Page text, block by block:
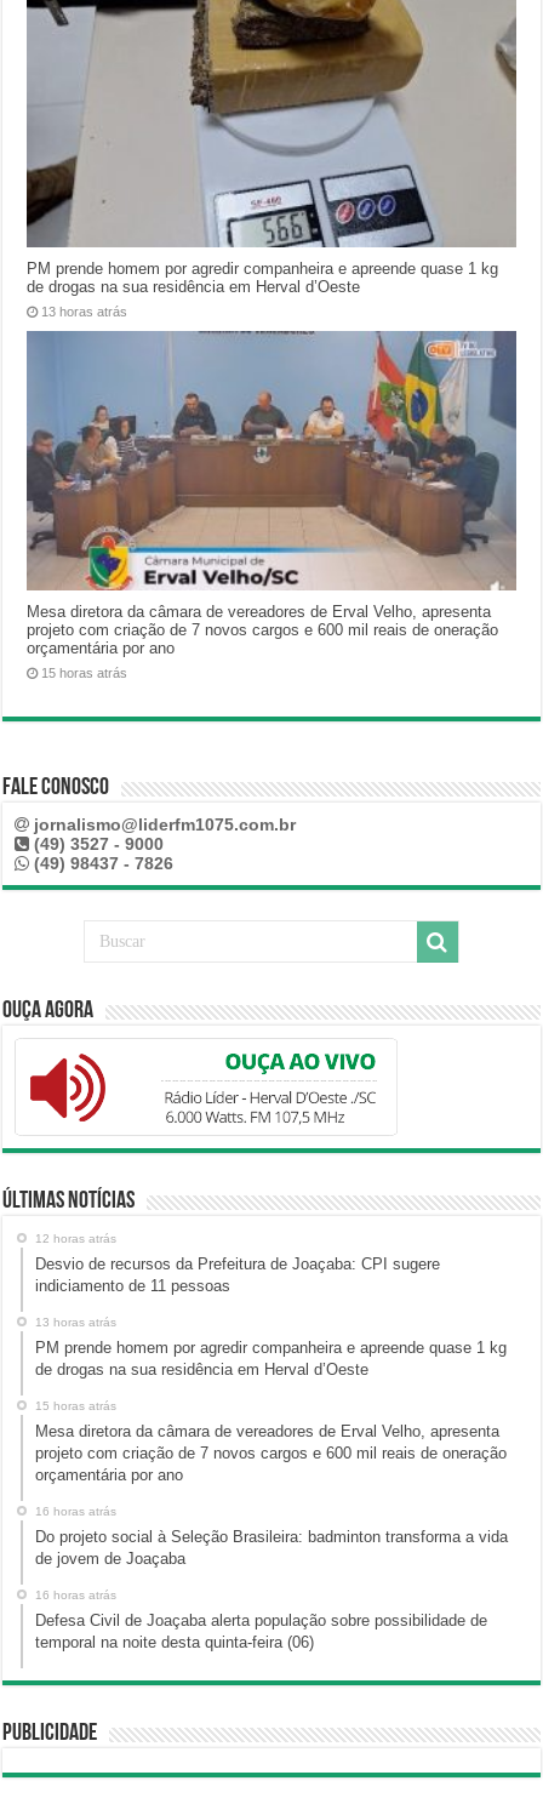
PM prende homem por agredir companheira e apreende quase 1 kg
de drogas na sua residência em Herval d’Oeste
13 horas atrás
Mesa diretora da câmara de vereadores de Erval Velho, apresenta
projeto com criação de 7 novos cargos e 600 mil reais de oneração
orçamentária por ano
15 horas atrás
Fale Conosco
jornalismo@liderfm1075.com.br
(49) 3527 - 9000
(49) 98437 - 7826
Ouça Agora
Últimas Notícias
12 horas atrás
Desvio de recursos da Prefeitura de Joaçaba: CPI sugere
indiciamento de 11 pessoas
13 horas atrás
PM prende homem por agredir companheira e apreende quase 1 kg
de drogas na sua residência em Herval d’Oeste
15 horas atrás
Mesa diretora da câmara de vereadores de Erval Velho, apresenta
projeto com criação de 7 novos cargos e 600 mil reais de oneração
orçamentária por ano
16 horas atrás
Do projeto social à Seleção Brasileira: badminton transforma a vida
de jovem de Joaçaba
16 horas atrás
Defesa Civil de Joaçaba alerta população sobre possibilidade de
temporal na noite desta quinta-feira (06)
Publicidade